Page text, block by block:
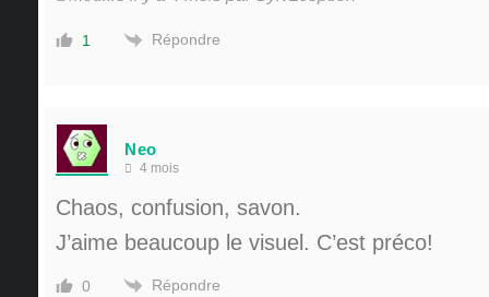
1 Répondre
Neo
4 mois
Chaos, confusion, savon.
J’aime beaucoup le visuel. C’est préco!
0 Répondre